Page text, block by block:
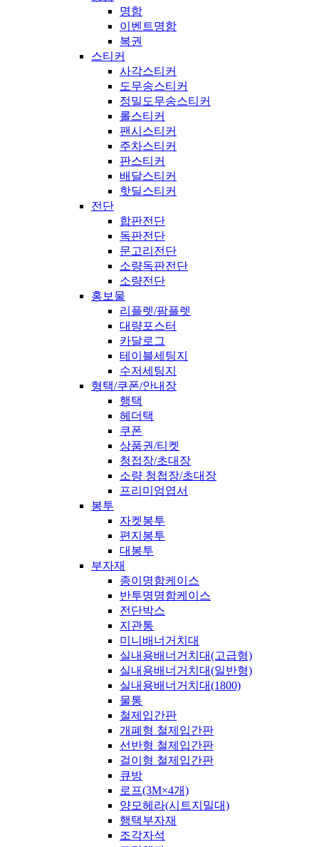
명함
이벤트명함
복권
스티커
사각스티커
도무송스티커
정밀도무송스티커
롤스티커
팬시스티커
주차스티커
판스티커
배달스티커
핫딜스티커
전단
합판전단
독판전단
문고리전단
소량독판전단
소량전단
홍보물
리플렛/팜플렛
대량포스터
카달로그
테이블세팅지
수저세팅지
형택/쿠폰/안내장
행택
헤더택
쿠폰
상품권/티켓
청접장/초대장
소량 청첩장/초대장
프리미엄엽서
봉투
자켓봉투
편지봉투
대봉투
부자재
종이명함케이스
반투명명함케이스
전단박스
지관통
미니배너거치대
실내용배너거치대(고급형)
실내용배너거치대(일반형)
실내용배너거치대(1800)
물통
철제입간판
개폐형 철제입간판
선반형 철제입간판
걸이형 철제입간판
큐방
로프(3M×4개)
양모헤라(시트지밀대)
행택부자재
조각자석